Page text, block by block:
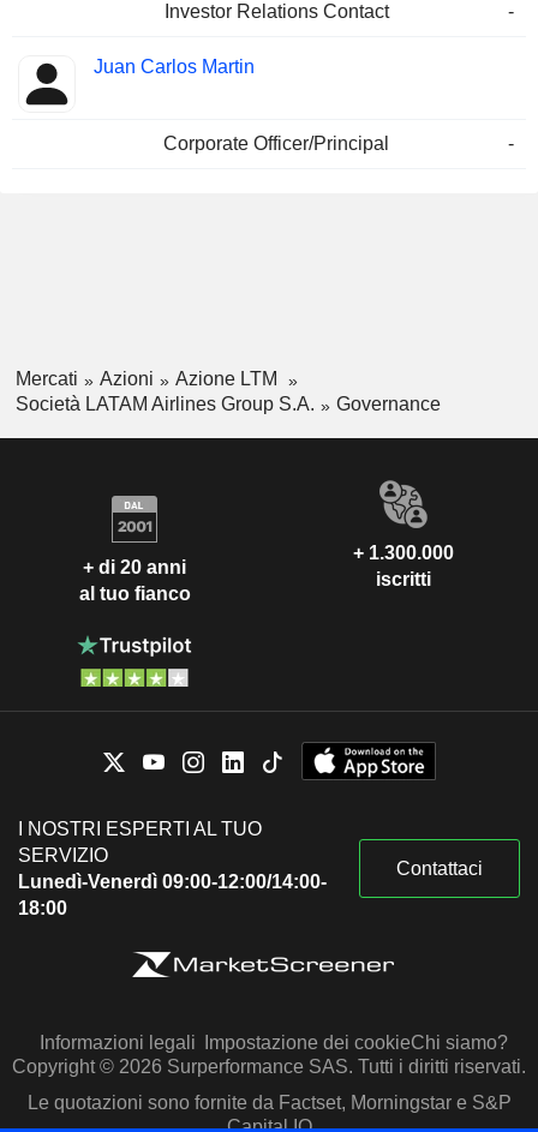
Investor Relations Contact -
Juan Carlos Martin
Corporate Officer/Principal -
Mercati Azioni
Azione LTM
Società LATAM Airlines Group S.A.
Governance
+ di 20 anni
al tuo fianco
+ 1.300.000
iscritti
I NOSTRI ESPERTI AL TUO
SERVIZIO
Lunedì-Venerdì 09:00-12:00/14:00-
18:00
Contattaci
Informazioni legali Impostazione dei cookieChi siamo?
Copyright © 2026 Surperformance SAS. Tutti i diritti riservati.
Le quotazioni sono fornite da Factset, Morningstar e S&P
Capital IQ